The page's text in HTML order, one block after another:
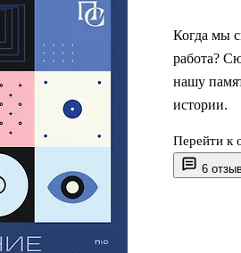
6
Когда мы
работа?
нашу
истории.
Создать
наука! Он
Перейти к